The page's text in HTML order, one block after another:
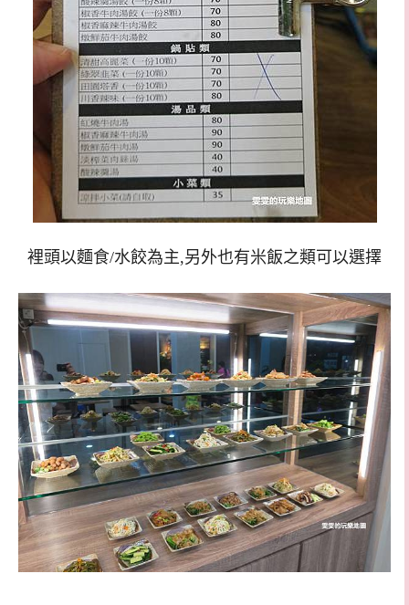
裡頭以麵食/水餃為主,另外也有米飯之類可以選擇